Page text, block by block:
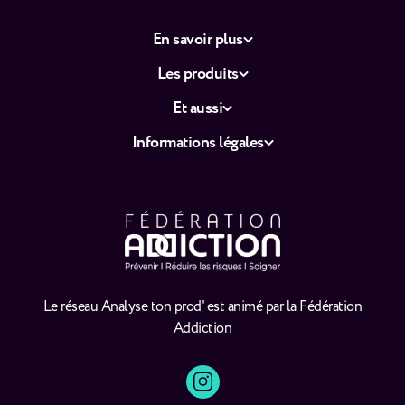
Le réseau Analyse ton prod' est animé par la Fédération
Addiction
En savoir plus
Les produits
Et aussi
Informations légales